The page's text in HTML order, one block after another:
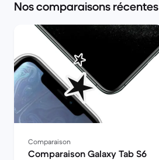
Nos comparaisons récentes
Comparaison
Comparaison Galaxy Tab S6